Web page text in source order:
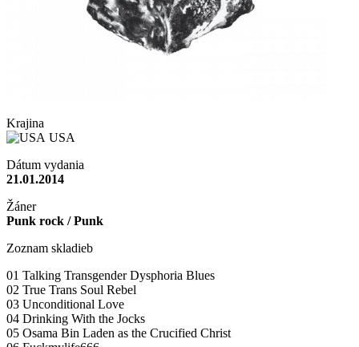
Krajina
USA
Dátum vydania
21.01.2014
Žáner
Punk rock / Punk
Zoznam skladieb
01 Talking Transgender Dysphoria Blues
02 True Trans Soul Rebel
03 Unconditional Love
04 Drinking With the Jocks
05 Osama Bin Laden as the Crucified Christ